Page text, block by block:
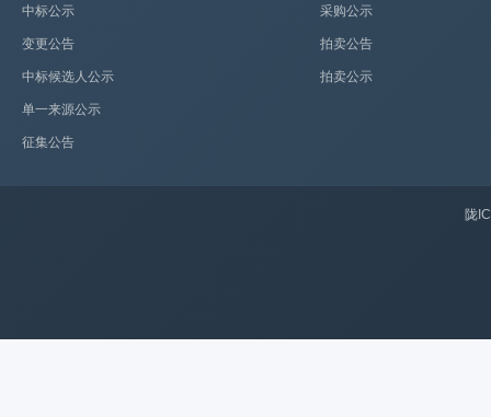
中标公示
变更公告
中标候选人公示
单一来源公示
征集公告
采购公示
拍卖公告
拍卖公示
陇